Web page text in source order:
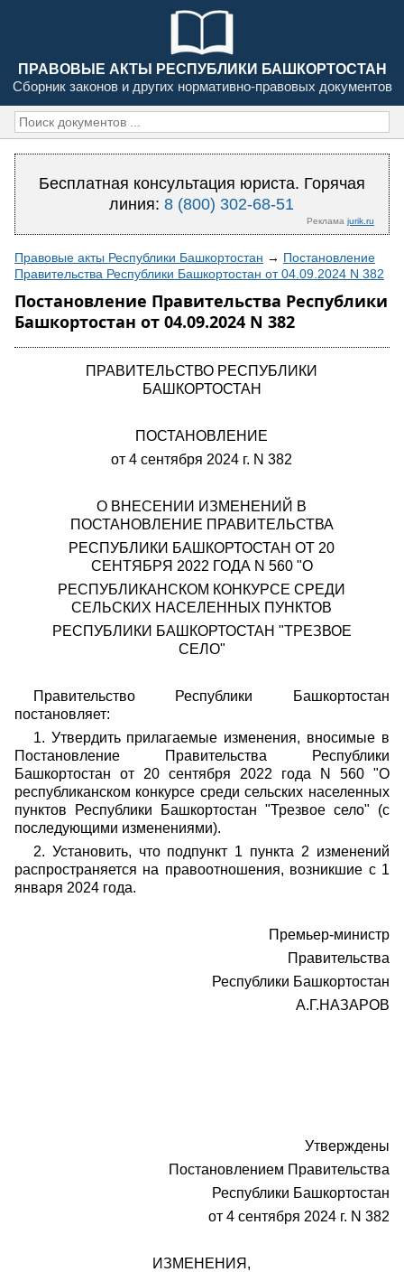
ПРАВОВЫЕ АКТЫ РЕСПУБЛИКИ БАШКОРТОСТАН
Сборник законов и других нормативно-правовых документов
Бесплатная консультация юриста. Горячая
линия:8 (800) 302-68-51
Реклама jurik.ru
Правовые акты Республики Башкортостан → Постановление
Правительства Республики Башкортостан от 04.09.2024 N 382
Постановление Правительства Республики
Башкортостан от 04.09.2024 N 382
ПРАВИТЕЛЬСТВО РЕСПУБЛИКИ
БАШКОРТОСТАН
ПОСТАНОВЛЕНИЕ
от 4 сентября 2024 г. N 382
О ВНЕСЕНИИ ИЗМЕНЕНИЙ В
ПОСТАНОВЛЕНИЕ ПРАВИТЕЛЬСТВА
РЕСПУБЛИКИ БАШКОРТОСТАН ОТ 20
СЕНТЯБРЯ 2022 ГОДА N 560 "О
РЕСПУБЛИКАНСКОМ КОНКУРСЕ СРЕДИ
СЕЛЬСКИХ НАСЕЛЕННЫХ ПУНКТОВ
РЕСПУБЛИКИ БАШКОРТОСТАН "ТРЕЗВОЕ
СЕЛО"
Правительство Республики Башкортостан
постановляет:
1. Утвердить прилагаемые изменения, вносимые в
Постановление Правительства Республики
Башкортостан от 20 сентября 2022 года N 560 "О
республиканском конкурсе среди сельских населенных
пунктов Республики Башкортостан "Трезвое село" (с
последующими изменениями).
2. Установить, что подпункт 1 пункта 2 изменений
распространяется на правоотношения, возникшие с 1
января 2024 года.
Премьер-министр
Правительства
Республики Башкортостан
А.Г.НАЗАРОВ
Утверждены
Постановлением Правительства
Республики Башкортостан
от 4 сентября 2024 г. N 382
ИЗМЕНЕНИЯ,